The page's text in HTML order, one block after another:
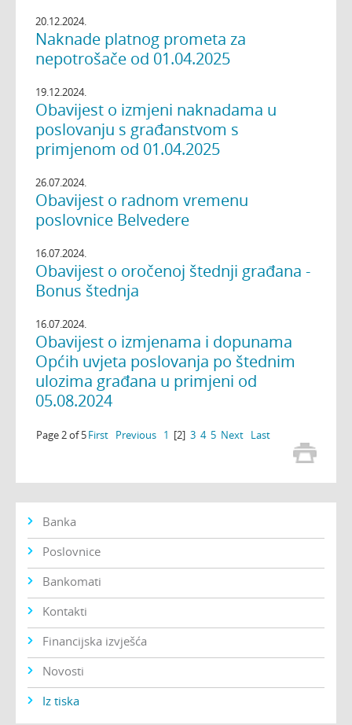
20.12.2024.
Naknade platnog prometa za
nepotrošače od 01.04.2025
19.12.2024.
Obavijest o izmjeni naknadama u
poslovanju s građanstvom s
primjenom od 01.04.2025
26.07.2024.
Obavijest o radnom vremenu
poslovnice Belvedere
16.07.2024.
Obavijest o oročenoj štednji građana -
Bonus štednja
16.07.2024.
Obavijest o izmjenama i dopunama
Općih uvjeta poslovanja po štednim
ulozima građana u primjeni od
05.08.2024
Page 2 of 5First Previous 1 [2] 3 4 5 Next Last
Banka
Poslovnice
Bankomati
Kontakti
Financijska izvješća
Novosti
Iz tiska